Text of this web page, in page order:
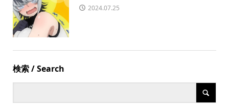
2024.07.25
検索 / Search